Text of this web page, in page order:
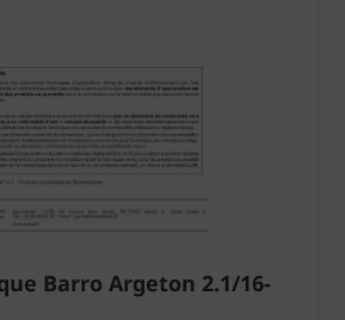
Barro Argeton 2.1/16-